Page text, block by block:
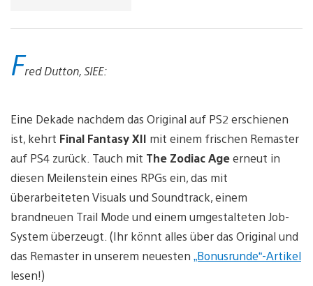
Fred Dutton, SIEE:
Eine Dekade nachdem das Original auf PS2 erschienen
ist, kehrt Final Fantasy XII mit einem frischen Remaster
auf PS4 zurück. Tauch mit The Zodiac Ageerneut in
diesen Meilenstein eines RPGs ein, das mit
überarbeiteten Visuals und Soundtrack, einem
brandneuen Trail Mode und einem umgestalteten Job-
System überzeugt. (Ihr könnt alles über das Original und
das Remaster in unserem neuesten „Bonusrunde“-Artikel
lesen!)